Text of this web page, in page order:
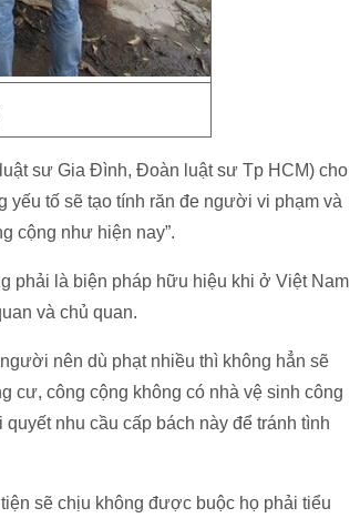
sư Gia Đình, Đoàn luật sư Tp HCM) cho
yếu tố sẽ tạo tính răn đe người vi phạm và
cộng như hiện nay”.
phải là biện pháp hữu hiệu khi ở Việt Nam
và chủ quan.
nên dù phạt nhiều thì không hẳn sẽ
cư, công cộng không có nhà vệ sinh công
nhu cầu cấp bách này để tránh tình
sẽ chịu không được buộc họ phải tiểu